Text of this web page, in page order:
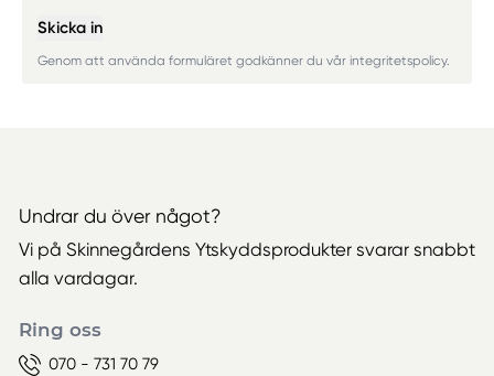
Skicka in
Genom att använda formuläret godkänner du vår integritetspolicy.
Undrar du över något?
Vi på Skinnegårdens Ytskyddsprodukter svarar snabbt
alla vardagar.
Ring oss
070 - 731 70 79